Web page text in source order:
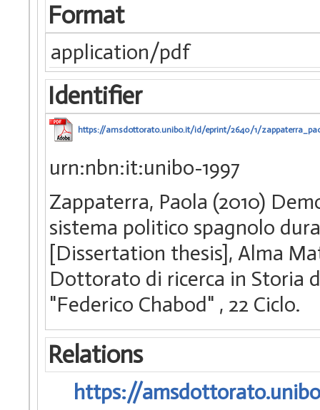
Format
application/pdf
Identifier
https://amsdottorato.unibo.it/id/eprint/2640/1/
urn:nbn:it:unibo-1997
Zappaterra, Paola (2010)
sistema politico spagnolo
[Dissertation thesis], Alma
Dottorato di ricerca in Storia
"Federico Chabod" , 22 Ciclo.
Relations
https://